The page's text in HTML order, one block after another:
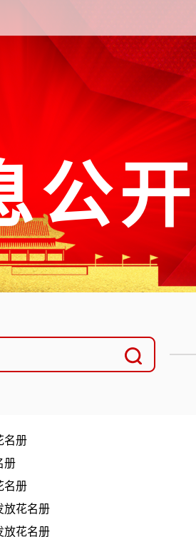
公开
名册
册
名册
放花名册
放花名册